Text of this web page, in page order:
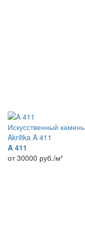
Искусственный камень
Akrilika A 411
A 411
от 30000 руб./м²